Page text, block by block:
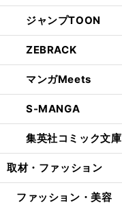
ジャンプTOON
ZEBRACK
マンガMeets
S-MANGA
集英社コミック文庫
取材・ファッション
ファッション・美容